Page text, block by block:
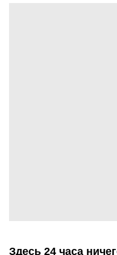
Здесь 24 часа